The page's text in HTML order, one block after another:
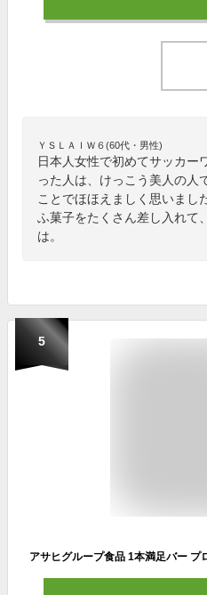
ＹＳＬＡＩＷ６(60代・男性)
日本人女性で初めてサッカー
った人は、けっこう美人の人
ことでほほえましく思いまし
ふ菓子をたくさん差し入れて
は。
5